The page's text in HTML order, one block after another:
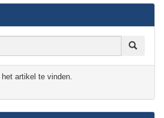
artikel te vinden.